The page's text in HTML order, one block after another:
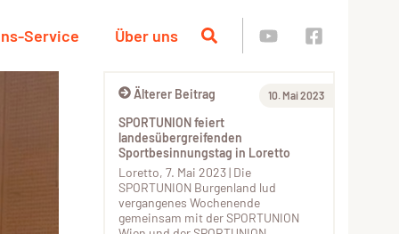
Service Über uns
Älterer Beitrag 10. Mai 2023
SPORTUNION feiert
landesübergreifenden
Sportbesinnungstag in Loretto
Loretto, 7. Mai 2023 | Die
SPORTUNION Burgenland lud
vergangenes Wochenende
gemeinsam mit der SPORTUNION